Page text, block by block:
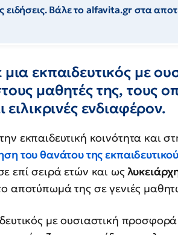
ειδήσεις. Βάλε το alfavita.gr στα
εκπαιδευτικός με
μαθητές της, τους
ενδιαφέρον.
εκπαιδευτική κοινότητα και
του θανάτου της εκπαιδευτικού
επί σειρά ετών και ως
αποτύπωμά της σε γενιές
με ουσιαστική